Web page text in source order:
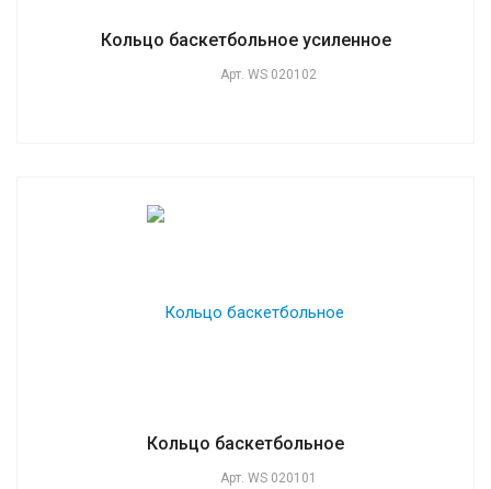
Кольцо баскетбольное усиленное
Арт. WS 020102
Кольцо баскетбольное
Арт. WS 020101